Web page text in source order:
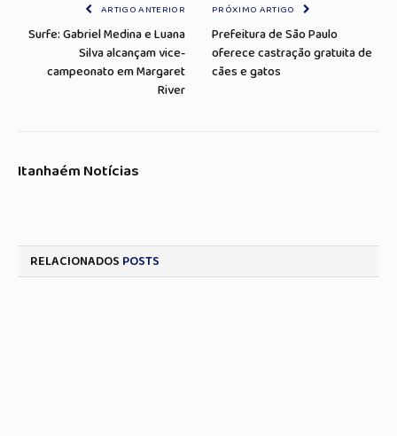
ARTIGO ANTERIOR
Surfe: Gabriel Medina e Luana
Silva alcançam vice-
campeonato em Margaret
River
PRÓXIMO ARTIGO
Prefeitura de São Paulo
oferece castração gratuita de
cães e gatos
Itanhaém Notícias
RELACIONADOS POSTS